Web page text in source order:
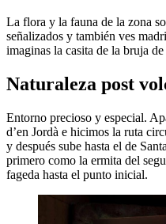
La flora y la fauna de la zona
señalizados y también ves
imaginas la casita de la bruja
Naturaleza post
Entorno precioso y especial.
d’en Jordà e hicimos la ruta
y después sube hasta el de
primero como la ermita del
fageda hasta el punto inicial.